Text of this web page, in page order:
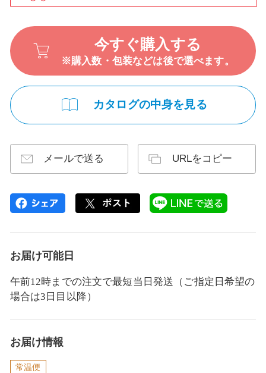
今すぐ購入する
※購入数・包装などは後で選べます。
カタログの中身を見る
メールで送る URLをコピー
お届け可能日
午前12時までの注文で最短当日発送（ご指定日希望の
場合は3日目以降）
お届け情報
常温便